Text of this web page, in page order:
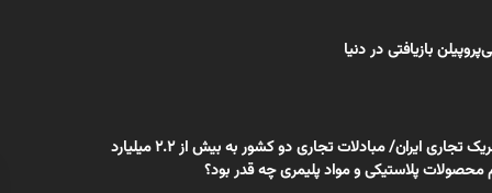
بازیافتی در دنیا
ترکیه سومین شریک تجاری ایران/ مبادلات تجاری دو کشور به بیش از ۲.۲ میلیارد
پلاستیکی و مواد پلیمری چه قدر بود؟